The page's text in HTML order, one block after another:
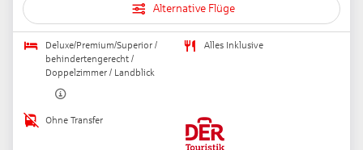
Alternative Flüge
Deluxe/Premium/Superior /
behindertengerecht /
Doppelzimmer / Landblick
Alles Inklusive
Ohne Transfer